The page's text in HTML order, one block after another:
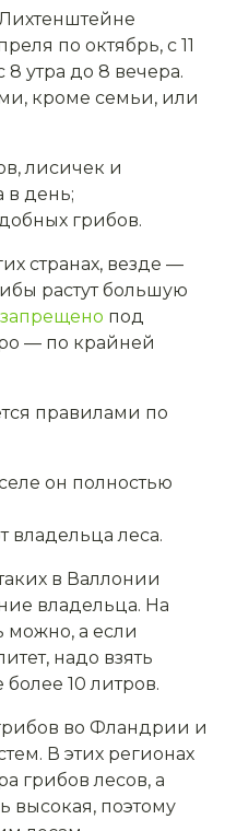
по октябрь, с 11
утра до 8 вечера.
кроме семьи, или
лисичек и
в день;
грибов.
странах, везде —
растут большую
запрещено под
— по крайней
правилами по
он полностью
владельца леса.
в Валлонии
владельца. На
можно, а если
надо взять
10 литров.
во Фландрии и
В этих регионах
грибов лесов, а
высокая, поэтому